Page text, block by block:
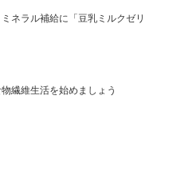
ネラル補給に「豆乳ミルクゼリ
繊維生活を始めましょう